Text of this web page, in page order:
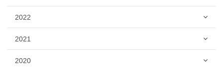
2022
2021
2020